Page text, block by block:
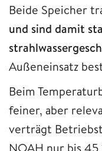
Beide Speicher
und sind damit
Außeneinsatz
Beim
feiner, aber
verträgt